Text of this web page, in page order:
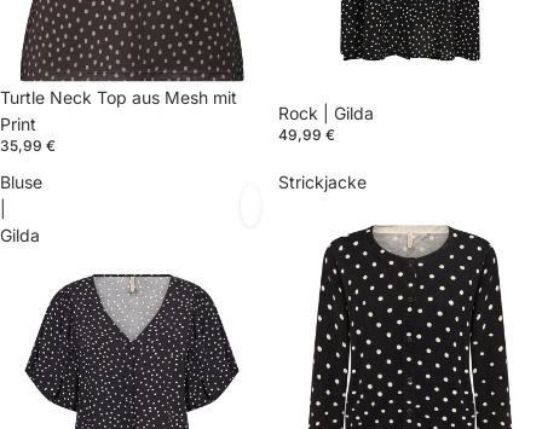
Turtle Neck Top aus Mesh mit
Print
35,99 €
Rock | Gilda
49,99 €
Bluse
Gilda
Strickjacke